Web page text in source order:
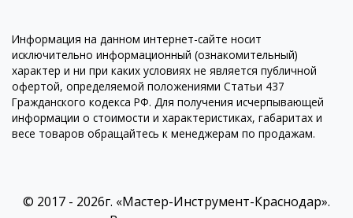
Информация на данном интернет-сайте носит
исключительно информационный (ознакомительный)
характер и ни при каких условиях не является публичной
офертой, определяемой положениями Статьи 437
Гражданского кодекса РФ. Для получения исчерпывающей
информации о стоимости и характеристиках, габаритах и
весе товаров обращайтесь к менеджерам по продажам.
© 2017 - 2026г. «Мастер-Инструмент-Краснодар».